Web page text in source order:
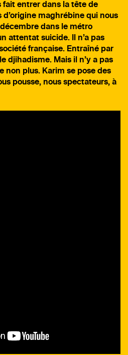
fait entrer dans la tête de
d’origine maghrébine qui nous
dans le métro
attentat suicide. Il n’a pas
française. Entraîné par
djihadisme. Mais il n’y a pas
non plus. Karim se pose des
pousse, nous spectateurs, à